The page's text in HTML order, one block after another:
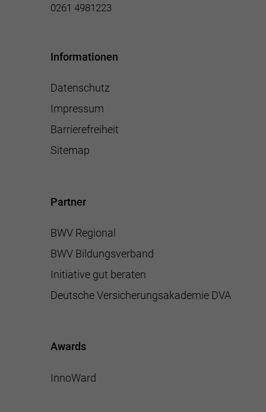
0261 4981223
Informationen
Datenschutz
Impressum
Barrierefreiheit
Sitemap
Partner
BWV Regional
BWV Bildungsverband
Initiative gut beraten
Deutsche Versicherungsakademie DVA
Awards
InnoWard